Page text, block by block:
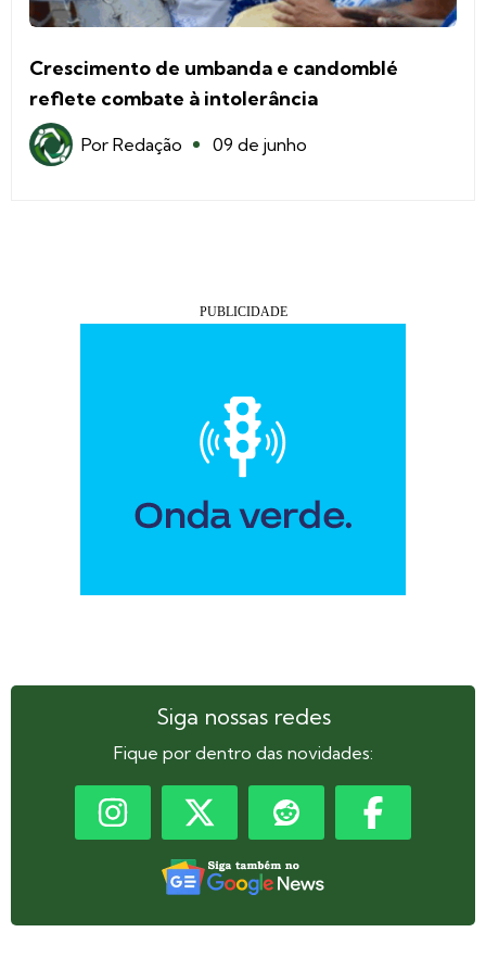
Crescimento de umbanda e candomblé
reflete combate à intolerância
Por Redação 09 de junho
Siga nossas redes
Fique por dentro das novidades: